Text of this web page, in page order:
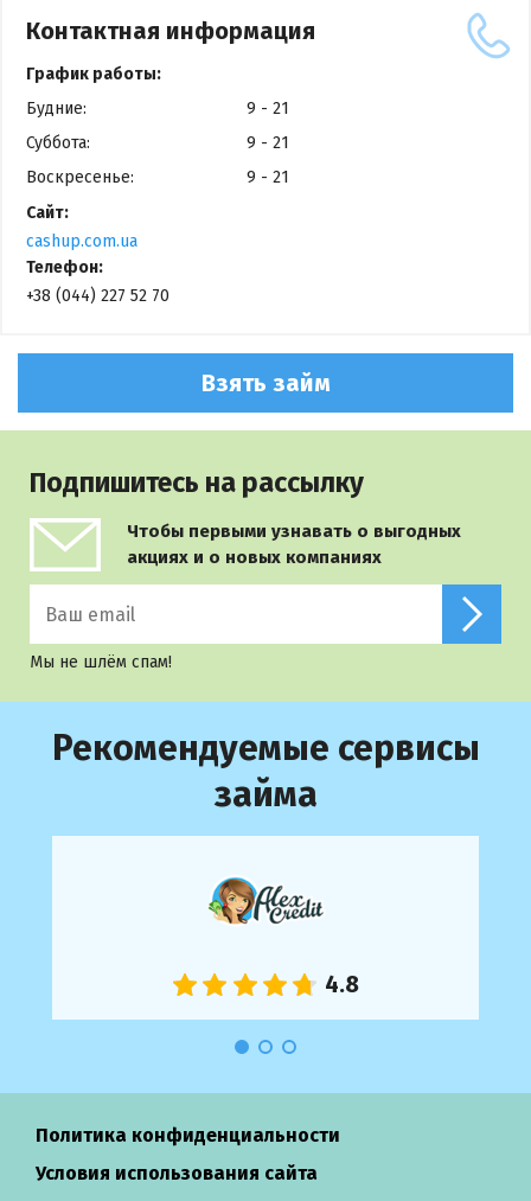
Контактная информация
График работы:
Будние:
9 - 21
Суббота:
9 - 21
Воскресенье:
9 - 21
Сайт:
cashup.com.ua
Телефон:
+38 (044) 227 52 70
Взять займ
Подпишитесь на рассылку
Чтобы первыми узнавать о выгодных
акциях и о новых компаниях
Мы не шлём спам!
Рекомендуемые сервисы
займа
Политика конфиденциальности
Условия использования сайта